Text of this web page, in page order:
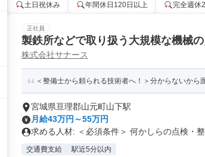
土日祝休み 年間休日120日以上 完全週休
正社員
製鉄所などで取り扱う大規模な機械
株式会社サナース
＜整備士から頼られる技術者へ！＞分からないか
宮城県亘理郡山元町山下駅
月給43万円～55万円
求める人材: ＜必須条件＞ 何かしらの点検・
交通費支給 駅近5分以内